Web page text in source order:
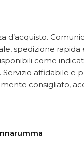
d’acquisto.
spedizione rapida
come
Servizio affidabile e
consigliato,